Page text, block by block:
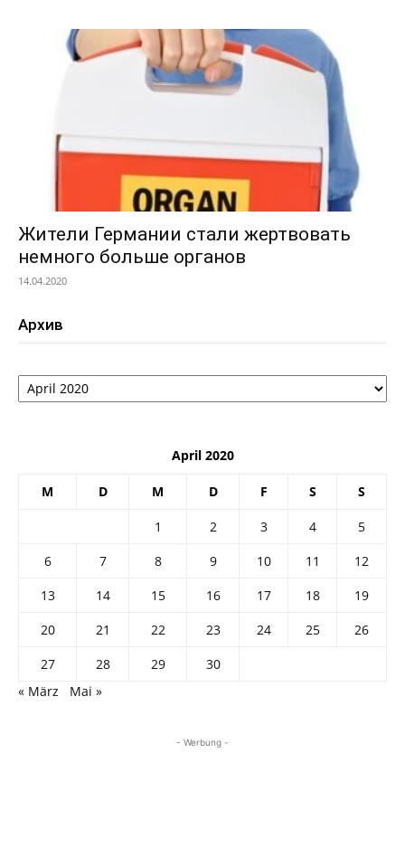
Жители Германии стали жертвовать
немного больше органов
14.04.2020
Архив
Архив
April 2020
M D M D F S S
1 2 3 4
5
6
7 8 9 10 11
12
13
14 15 16 17 18
19
20
21 22 23 24 25
26
27
28 29
30
« März
Mai »
- Werbung -